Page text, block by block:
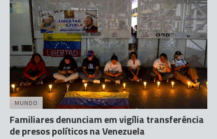
MUNDO
Familiares denunciam em vigília transferência
de presos políticos na Venezuela